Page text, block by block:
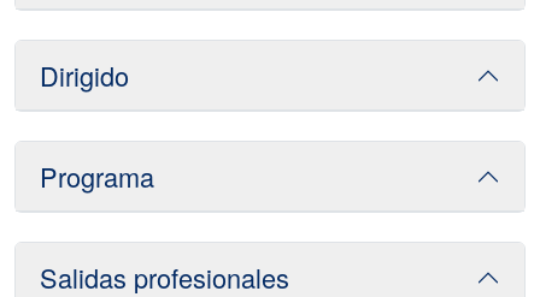
Dirigido
Programa
Salidas profesionales